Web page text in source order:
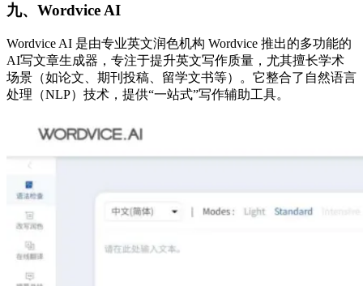
九、 Wordvice AI
Wordvice AI 是由专业英文润色机构 Wordvice 推出的多功能的
AI写文章生成器，专注于提升英文写作质量，尤其擅长学术
场景（如论文、期刊投稿、留学文书等）。它整合了自然语言
处理（NLP）技术，提供“一站式”写作辅助工具。